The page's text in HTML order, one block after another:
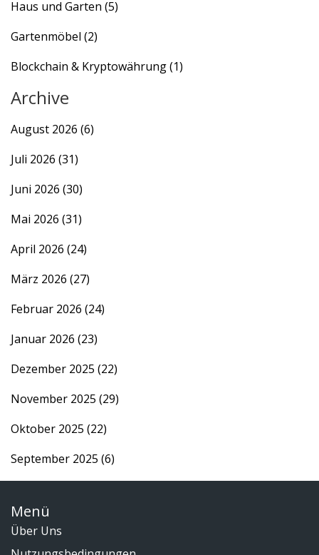
Haus und Garten (5)
Gartenmöbel (2)
Blockchain & Kryptowährung(1)
Archive
August 2026 (6)
Juli 2026 (31)
Juni 2026 (30)
Mai 2026 (31)
April 2026 (24)
März 2026 (27)
Februar 2026 (24)
Januar 2026 (23)
Dezember 2025 (22)
November 2025 (29)
Oktober 2025 (22)
September 2025 (6)
Menü
Über Uns